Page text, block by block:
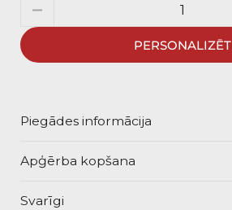
PERSONALIZĒT
Piegādes informācija
Apģērba kopšana
Svarīgi